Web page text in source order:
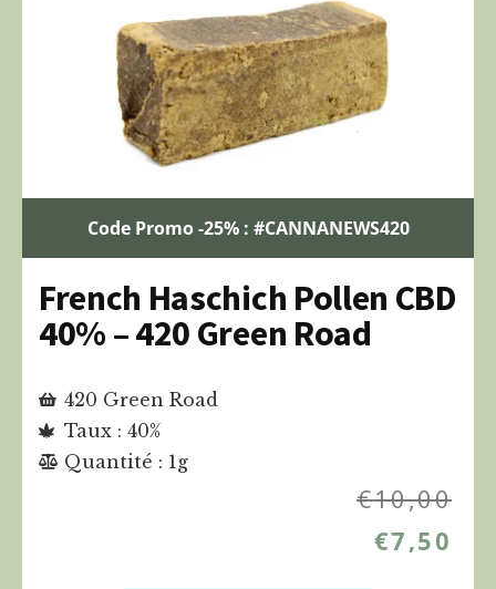
Code Promo -25% : #CANNANEWS420
French Haschich Pollen CBD
40% – 420 Green Road
420 Green Road
Taux : 40%
Quantité : 1g
€10,00
€7,50